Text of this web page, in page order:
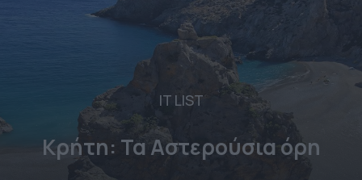
IT LIST
Κρήτη: Τα Αστερούσια όρη